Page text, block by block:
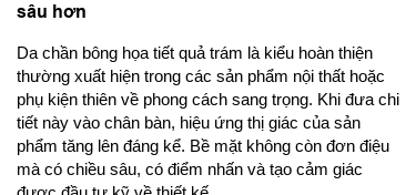
sâu hơn
Da chần bông họa tiết quả trám là kiểu hoàn thiện
thường xuất hiện trong các sản phẩm nội thất hoặc
phụ kiện thiên về phong cách sang trọng. Khi đưa chi
tiết này vào chân bàn, hiệu ứng thị giác của sản
phẩm tăng lên đáng kể. Bề mặt không còn đơn điệu
mà có chiều sâu, có điểm nhấn và tạo cảm giác